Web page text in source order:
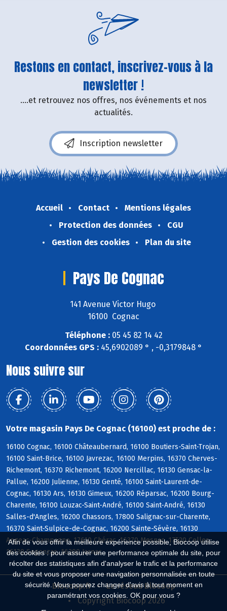
Afin de vous offrir la meilleure expérience possible, Biocoop utilise
des cookies : pour assurer une performance optimale du site, pour
récolter des statistiques afin d'analyser le trafic et la performance
du site et vous proposer une navigation personnalisée en toute
sécurité. Vous pouvez changer d'avis à tout moment en
paramétrant vos cookies. OK pour vous ?
Restons en contact, inscrivez-vous à la
newsletter !
....et retrouvez nos offres, nos événements et nos
actualités.
Inscription newsletter
Accueil Contact
Mentions légales
Protection des données
CGU
Gestion des cookies
Plan du site
Pays De Cognac
141 Avenue Victor Hugo
16100 Cognac
Téléphone :05 45 82 14 42
Coordonnées GPS : 45,6902089 ° , -0,3179848 °
Nous suivre sur
Votre magasin Pays De Cognac (16100) est proche de :
16100 Cognac, 16100 Châteaubernard, 16100 Boutiers-Saint-Trojan,
16100 Saint-Brice, 16100 Javrezac, 16100 Merpins, 16370 Cherves-
Richemont, 16370 Richemont, 16200 Nercillac, 16130 Gensac-la-
Pallue, 16200 Julienne, 16130 Genté, 16100 Saint-Laurent-de-
Cognac, 16130 Ars, 16130 Gimeux, 16200 Réparsac, 16200 Bourg-
Charente, 16100 Louzac-Saint-André, 16100 Saint-André, 16130
Salles-d'Angles, 16200 Chassors, 17800 Salignac-sur-Charente,
16370 Saint-Sulpice-de-Cognac, 16200 Sainte-Sévère, 16130
Angeac-Champagne, 17610 Chérac, 16370 Mesnac, 17520 Celles,
16130 Segonzac, 16200 Jarnac
Biocoop.fr
Le réseau Biocoop
Copyright Biocoop 2026